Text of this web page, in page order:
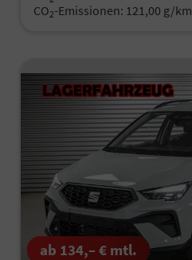
CO2-Emissionen: 121,00 g/km
ab 134,– € mtl.